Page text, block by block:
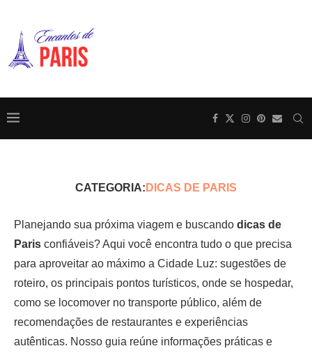
CATEGORIA: DICAS DE PARIS
Planejando sua próxima viagem e buscando dicas de
Paris confiáveis? Aqui você encontra tudo o que precisa
para aproveitar ao máximo a Cidade Luz: sugestões de
roteiro, os principais pontos turísticos, onde se hospedar,
como se locomover no transporte público, além de
recomendações de restaurantes e experiências
autênticas. Nosso guia reúne informações práticas e